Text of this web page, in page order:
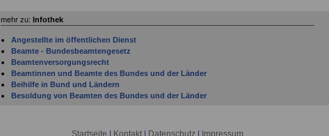
mehr zu: Infothek
Angestellte im öffentlichen Dienst
Beamte - Bundesbeamtengesetz
Beamtenversorgungsrecht
Beamtinnen und Beamte des Bundes und der Länder
Beihilfe in Bund und Ländern
Besoldung von Beamten des Bundes und der Länder
vom 11.08.2005 (AZ D II 2 - 220 200/25)